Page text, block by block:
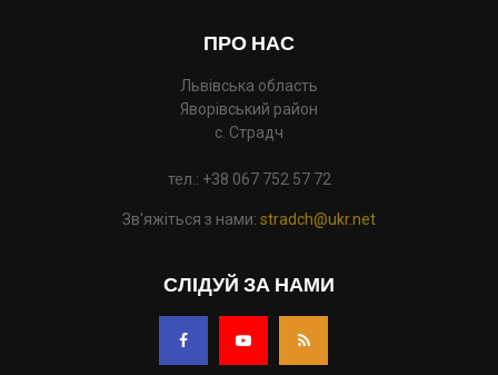
ПРО НАС
Львівська область
Яворівський район
с. Страдч
тел.: +38 067 752 57 72
Зв'яжіться з нами: stradch@ukr.net
СЛІДУЙ ЗА НАМИ